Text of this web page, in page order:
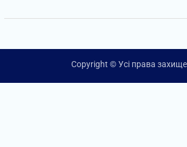
Copyright © Усі права